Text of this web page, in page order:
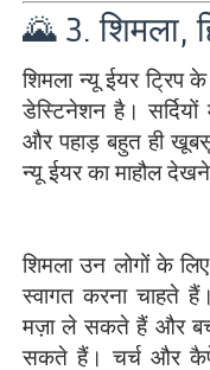
🌄 3. शिमला,
शिमला न्यू ईयर ट्रिप
डेस्टिनेशन है।
और पहाड़ बहुत ही
न्यू ईयर का माहौल
शिमला उन लोगों के
स्वागत करना चाहते
मज़ा ले सकते हैं और
सकते हैं। चर्च और